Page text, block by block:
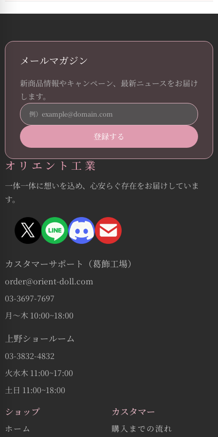
メールマガジン
新商品情報やキャンペーン、最新ニュースをお届け
します。
オリエント工業
一体一体に想いを込め、心安らぐ存在をお届けしていま
す。
カスタマーサポート（葛飾工場）
order@orient-doll.com
03-3697-7697
月〜木 10:00~18:00
上野ショールーム
03-3832-4832
火水木 11:00~17:00
土日 11:00~18:00
ショップ
ホーム
カスタマー
購入までの流れ